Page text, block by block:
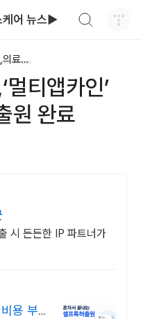
케어 뉴스▶
◆의료/병원/바이오벤처/◁바이오벤처,의료기기
티앱카인’
원 완료
시 든든한 IP 파트너가
용 부